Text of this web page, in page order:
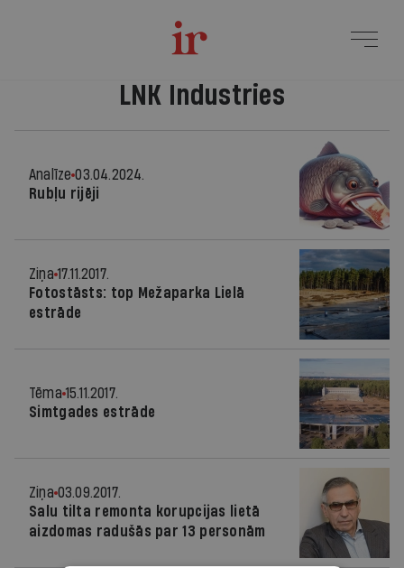
LNK Industries
Analīze 03.04.2024.
Rubļu rijēji
Ziņa 17.11.2017.
Fotostāsts: top Mežaparka Lielā
estrāde
Tēma 15.11.2017.
Simtgades estrāde
Ziņa 03.09.2017.
Salu tilta remonta korupcijas lietā
aizdomas radušās par 13 personām